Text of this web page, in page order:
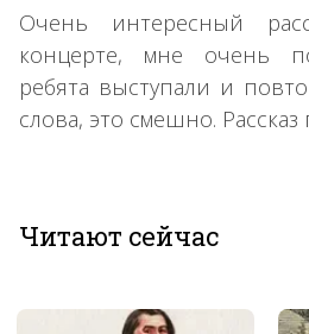
Очень интересный
концерте, мне очень
ребята выступали и
слова, это смешно.
Читают сейчас